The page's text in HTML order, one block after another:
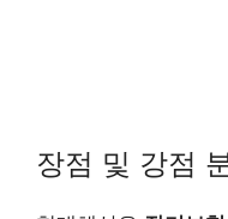
장점 및 강점